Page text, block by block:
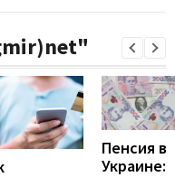
Пенсия в
Украине: